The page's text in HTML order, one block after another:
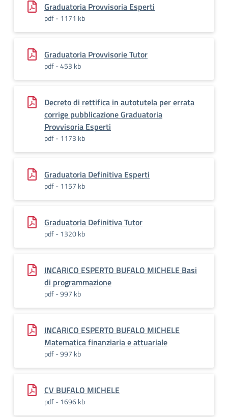
Graduatoria Provvisoria Esperti
pdf - 1171 kb
Graduatoria Provvisorie Tutor
pdf - 453 kb
Decreto di rettifica in autotutela per errata
corrige pubblicazione Graduatoria
Provvisoria Esperti
pdf - 1173 kb
Graduatoria Definitiva Esperti
pdf - 1157 kb
Graduatoria Definitiva Tutor
pdf - 1320 kb
INCARICO ESPERTO BUFALO MICHELE Basi
di programmazione
pdf - 997 kb
INCARICO ESPERTO BUFALO MICHELE
Matematica finanziaria e attuariale
pdf - 997 kb
CV BUFALO MICHELE
pdf - 1696 kb